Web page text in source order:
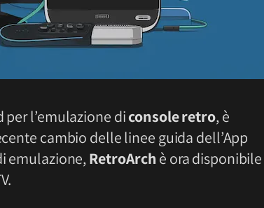
l’emulazione diconsole retro, è
cambio delle linee guida dell’App
emulazione,RetroArchè ora disponibile